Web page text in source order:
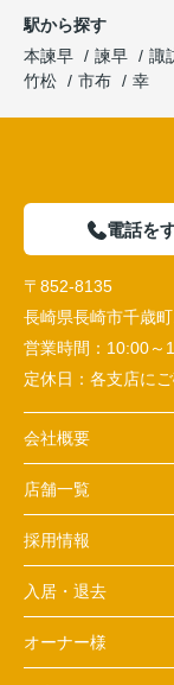
駅から探す
本諫早
諫早 諏
竹松
市布 幸
電話を
〒852-8135
長崎県長崎市千歳
営業時間： 10:00～
定休日： 各支店にご
会社概要
店舗一覧
採用情報
入居・退去
オーナー様